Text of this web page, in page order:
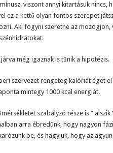
viszont annyi kitartásuk nincs,
ez a kettő olyan fontos szerepet
Aki fogyni szeretne az mozogjon,
még igaznak is tűnik a hipotézis.
szervezet rengeteg kalóriát éget el
mintegy 1000 kcal energiát.
szabályzó része is ” alszik
arra ébredünk, hogy nagyon
be, és hagyjuk, hogy az